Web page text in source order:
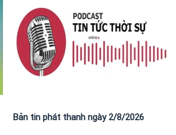
Bản tin phát thanh ngày 2/8/2026